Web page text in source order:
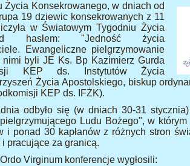
Życia Konsekrowanego, w dniach od
19 dziewic konsekrowanych z 11
w Światowym Tygodniu Życia
hasłem: "Jedność życia
Ewangeliczne pielgrzymowanie
nimi byli JE Ks. Bp Kazimierz Gurda
KEP ds. Instytutów Życia
Życia Apostolskiego, biskup
KEP ds. IFŻK).
odbyło się (w dniach 30-31
Ludu Bożego", w
i ponad 30 kapłanów z różnych stron
pracujące za granicą.
Virginum konferencje wygłosili: